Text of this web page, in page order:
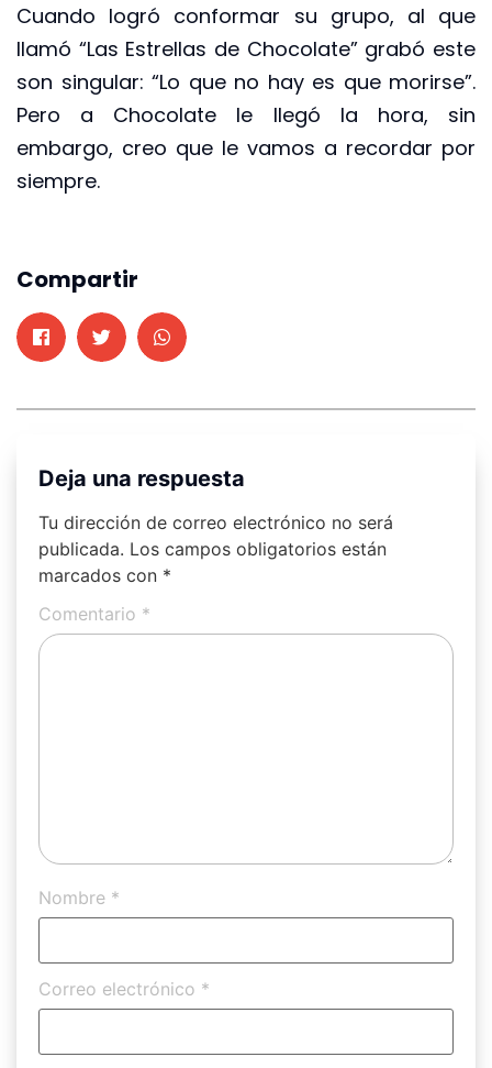
Cuando logró conformar su grupo, al que
llamó “Las Estrellas de Chocolate” grabó este
son singular: “Lo que no hay es que morirse”.
Pero a Chocolate le llegó la hora, sin
embargo, creo que le vamos a recordar por
siempre.
Compartir
Deja una respuesta
Tu dirección de correo electrónico no será
publicada. Los campos obligatorios están
marcados con *
Comentario *
Nombre *
Correo electrónico *